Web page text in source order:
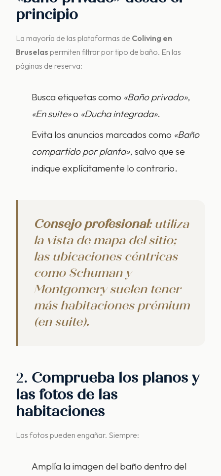
principio
La mayoría de las plataformas de Coliving en
Bruselas permiten filtrar por tipo de baño. En las
páginas de reserva:
Busca etiquetas como «Baño privado»,
«En suite»o «Ducha integrada».
Evita los anuncios marcados como «Baño
compartido por planta», salvo que se
indique explícitamente lo contrario.
Consejo profesional: utiliza
la vista de mapa del sitio;
las ubicaciones céntricas
como Schuman y
Montgomery suelen tener
más habitaciones prémium
(en suite).
2. Comprueba los planos y
las fotos de las
habitaciones
Las fotos pueden engañar. Siempre:
Amplía la imagen del baño dentro del